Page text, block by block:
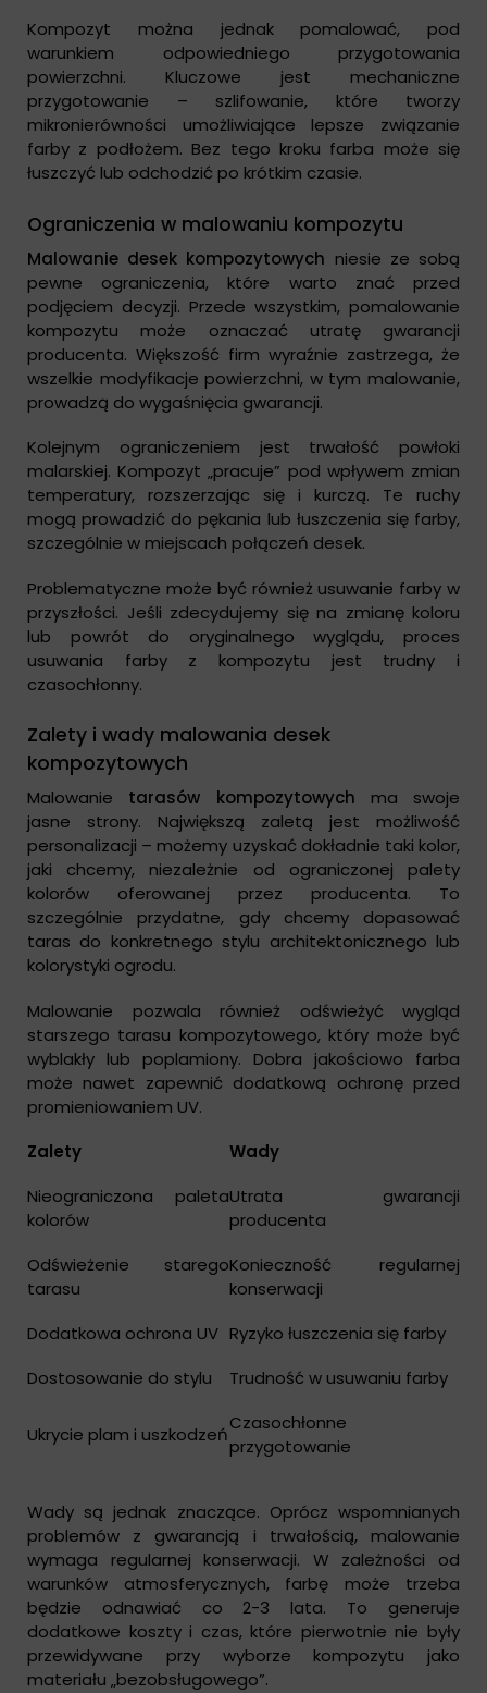
Kompozyt można jednak pomalować, pod
warunkiem odpowiedniego przygotowania
powierzchni. Kluczowe jest mechaniczne
przygotowanie – szlifowanie, które tworzy
mikronierówności umożliwiające lepsze związanie
farby z podłożem. Bez tego kroku farba może się
łuszczyć lub odchodzić po krótkim czasie.
Ograniczenia w malowaniu kompozytu
Malowanie desek kompozytowych niesie ze sobą
pewne ograniczenia, które warto znać przed
podjęciem decyzji. Przede wszystkim, pomalowanie
kompozytu może oznaczać utratę gwarancji
producenta. Większość firm wyraźnie zastrzega, że
wszelkie modyfikacje powierzchni, w tym malowanie,
prowadzą do wygaśnięcia gwarancji.
Kolejnym ograniczeniem jest trwałość powłoki
malarskiej. Kompozyt „pracuje” pod wpływem zmian
temperatury, rozszerzając się i kurczą. Te ruchy
mogą prowadzić do pękania lub łuszczenia się farby,
szczególnie w miejscach połączeń desek.
Problematyczne może być również usuwanie farby w
przyszłości. Jeśli zdecydujemy się na zmianę koloru
lub powrót do oryginalnego wyglądu, proces
usuwania farby z kompozytu jest trudny i
czasochłonny.
Zalety i wady malowania desek
kompozytowych
Malowanie tarasów kompozytowych ma swoje
jasne strony. Największą zaletą jest możliwość
personalizacji – możemy uzyskać dokładnie taki kolor,
jaki chcemy, niezależnie od ograniczonej palety
kolorów oferowanej przez producenta. To
szczególnie przydatne, gdy chcemy dopasować
taras do konkretnego stylu architektonicznego lub
kolorystyki ogrodu.
Malowanie pozwala również odświeżyć wygląd
starszego tarasu kompozytowego, który może być
wyblakły lub poplamiony. Dobra jakościowo farba
może nawet zapewnić dodatkową ochronę przed
promieniowaniem UV.
Zalety
Wady
Nieograniczona paleta
kolorów
Utrata gwarancji
producenta
Odświeżenie starego
tarasu
Konieczność regularnej
konserwacji
Dodatkowa ochrona UV Ryzyko łuszczenia się farby
Dostosowanie do stylu
Trudność w usuwaniu farby
Ukrycie plam i uszkodzeń
Czasochłonne
przygotowanie
Wady są jednak znaczące. Oprócz wspomnianych
problemów z gwarancją i trwałością, malowanie
wymaga regularnej konserwacji. W zależności od
warunków atmosferycznych, farbę może trzeba
będzie odnawiać co 2-3 lata. To generuje
dodatkowe koszty i czas, które pierwotnie nie były
przewidywane przy wyborze kompozytu jako
materiału „bezobsługowego”.